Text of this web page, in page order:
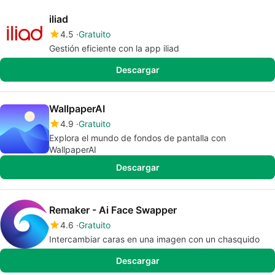
iliad
4.5 Gratuito
Gestión eficiente con la app iliad
Descargar
WallpaperAI
4.9 Gratuito
Explora el mundo de fondos de pantalla con
WallpaperAI
Descargar
Remaker - Ai Face Swapper
4.6 Gratuito
Intercambiar caras en una imagen con un chasquido
Descargar